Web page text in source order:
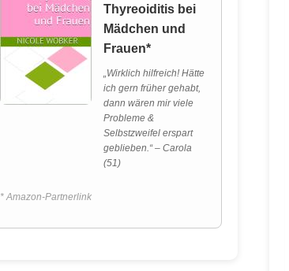
Thyreoiditis bei
Mädchen und
Frauen*
„Wirklich hilfreich! Hätte
ich gern früher gehabt,
dann wären mir viele
Probleme &
Selbstzweifel erspart
geblieben.“ – Carola
(51)
* Amazon-Partnerlink